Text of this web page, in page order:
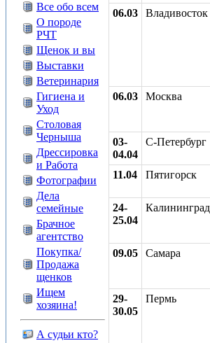
Все обо всем
О породе
РЧТ
Щенок и вы
Выставки
Ветеринария
Гигиена и
Уход
Столовая
Черныша
Дрессировка
и Работа
Фотографии
Дела
семейные
Брачное
агентство
Покупка/
Продажа
щенков
Ищем
хозяина!
А судьи кто?
06.03 Владивосток
06.03
Москва
03-
04.04
С-Петербург
11.04 Пятигорск
24-
25.04
Калининград
09.05
Самара
29-
30.05
Пермь